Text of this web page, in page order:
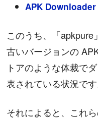
APK Downloader
このうち、「apkpure
古いバージョンの
トアのような体裁で
表されている状況です
それによると、これ